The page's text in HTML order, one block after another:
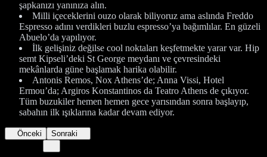
şapkanızı yanınıza alın.
Milli içeceklerini ouzo olarak biliyoruz ama aslında Freddo
Espresso adını verdikleri buzlu espresso’ya bağımlılar. En güzeli
Abuelo’da yapılıyor.
İlk gelişiniz değilse cool noktaları keşfetmekte yarar var. Hip
semt Kipseli’deki St George meydanı ve çevresindeki
mekânlarda güne başlamak harika olabilir.
Antonis Remos, Nox Athens’de; Anna Vissi, Hotel
Ermou’da; Argiros Konstantinos da Teatro Athens de çıkıyor.
Tüm buzukiler hemen hemen gece yarısından sonra başlayıp,
sabahın ilk ışıklarına kadar devam ediyor.
Önceki Sonraki